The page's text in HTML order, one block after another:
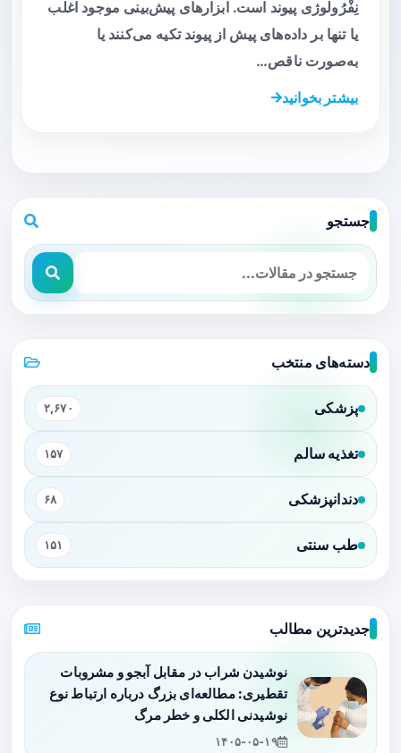
نِفْرُولوژی پیوند است. ابزارهای پیش‌بینی موجود اغلب
یا تنها بر داده‌های پیش از پیوند تکیه می‌کنند یا
به‌صورت ناقص…
بیشتر بخوانید
جستجو
دسته‌های منتخب
پزشکی ۲,۶۷۰
تغذیه سالم ۱۵۷
دندانپزشکی ۶۸
طب سنتی ۱۵۱
جدیدترین مطالب
نوشیدن شراب در مقابل آبجو و مشروبات
تقطیری: مطالعه‌ای بزرگ درباره ارتباط نوع
نوشیدنی الکلی و خطر مرگ
۱۴۰۵-۰۵-۱۹